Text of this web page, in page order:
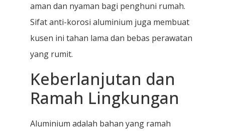
aman dan nyaman bagi penghuni rumah.
Sifat anti-korosi aluminium juga membuat
kusen ini tahan lama dan bebas perawatan
yang rumit.
Keberlanjutan dan
Ramah Lingkungan
Aluminium adalah bahan yang ramah